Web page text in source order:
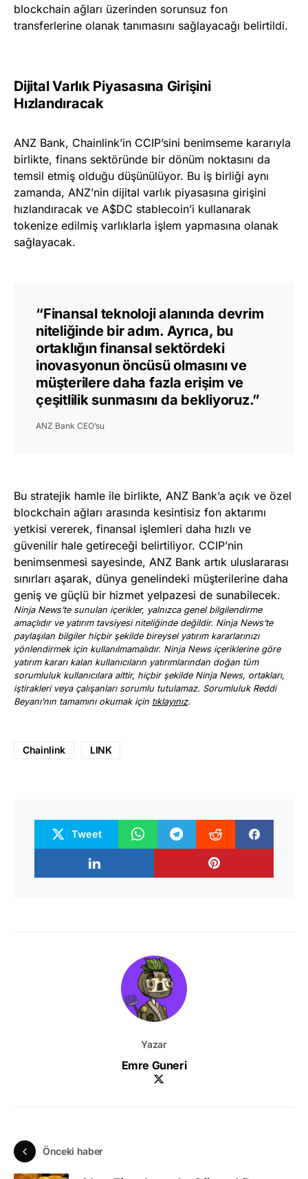
blockchain ağları üzerinden sorunsuz fon
transferlerine olanak tanımasını sağlayacağı belirtildi.
Dijital Varlık Piyasasına Girişini
Hızlandıracak
ANZ Bank, Chainlink’in CCIP’sini benimseme kararıyla
birlikte, finans sektöründe bir dönüm noktasını da
temsil etmiş olduğu düşünülüyor. Bu iş birliği aynı
zamanda, ANZ’nin dijital varlık piyasasına girişini
hızlandıracak ve A$DC stablecoin’i kullanarak
tokenize edilmiş varlıklarla işlem yapmasına olanak
sağlayacak.
“Finansal teknoloji alanında devrim
niteliğinde bir adım. Ayrıca, bu
ortaklığın finansal sektördeki
inovasyonun öncüsü olmasını ve
müşterilere daha fazla erişim ve
çeşitlilik sunmasını da bekliyoruz.”
ANZ Bank CEO’su
Bu stratejik hamle ile birlikte, ANZ Bank’a açık ve özel
blockchain ağları arasında kesintisiz fon aktarımı
yetkisi vererek, finansal işlemleri daha hızlı ve
güvenilir hale getireceği belirtiliyor. CCIP’nin
benimsenmesi sayesinde, ANZ Bank artık uluslararası
sınırları aşarak, dünya genelindeki müşterilerine daha
geniş ve güçlü bir hizmet yelpazesi de sunabilecek.
Ninja News’te sunulan içerikler, yalnızca genel bilgilendirme
amaçlıdır ve yatırım tavsiyesi niteliğinde değildir. Ninja News’te
paylaşılan bilgiler hiçbir şekilde bireysel yatırım kararlarınızı
yönlendirmek için kullanılmamalıdır. Ninja News içeriklerine göre
yatırım kararı kalan kullanıcıların yatırımlarından doğan tüm
sorumluluk kullanıcılara aittir, hiçbir şekilde Ninja News, ortakları,
iştirakleri veya çalışanları sorumlu tutulamaz. Sorumluluk Reddi
Beyanı’nın tamamını okumak için tıklayınız.
Chainlink LINK
Tweet
Yazar
Emre Guneri
Önceki haber